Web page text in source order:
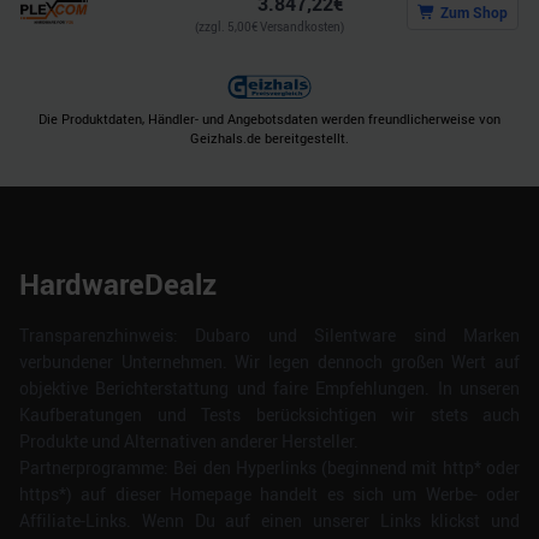
(zzgl. 5,00€ Versandkosten)
Zum Shop
Die Produktdaten, Händler- und Angebotsdaten werden freundlicherweise von
Geizhals.de bereitgestellt.
HardwareDealz